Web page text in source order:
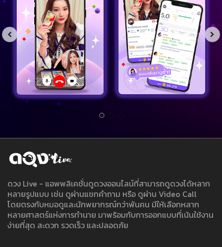
ดวง Live - แอพพลิเคชั่นดูดวงออนไลน์ที่สามารถดูดวงได้หลาก
หลายรูปแบบ เช่น ดูผ่านแชทคำถาม หรือ ดูผ่าน Video Call
โดยตรงกับหมอดูและนักพยากรณ์กว่าพันคน มีให้เลือกหลาก
หลายศาสตร์แห่งการทำนาย มาพร้อมกับการออกแบบที่เน้นใช้งาน
ง่ายที่สุด สะดวก รวดเร็ว และปลอดภัย